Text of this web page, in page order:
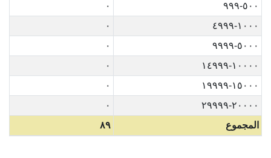
٥٠٠-٩٩٩
٠
١٠٠٠-٤٩٩٩
٠
٥٠٠٠-٩٩٩٩
٠
١٠٠٠٠-١٤٩٩٩
٠
١٥٠٠٠-١٩٩٩٩
٠
٢٠٠٠٠-٢٩٩٩٩
٠
المجموع
٨٩